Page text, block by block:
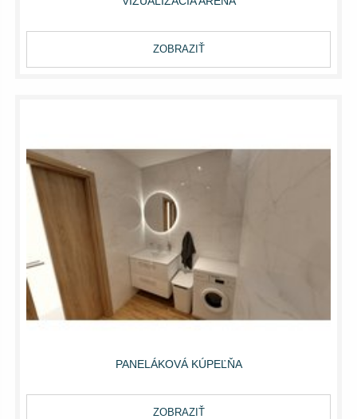
ZOBRAZIŤ
PANELÁKOVÁ KÚPEĽŇA
ZOBRAZIŤ